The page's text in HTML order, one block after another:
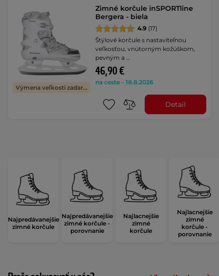
Výmena veľkosti zadarmo
Zimné korčule inSPORTline
Bergera - biela
4.9 (17)
Štýlové korčule s nastaviteľnou
veľkosťou, vnútorným kožúškom,
pevným a …
46,90 €
na ceste – 18.8.2026
Detail
Najpredávanejšie
zimné korčule
Najpredávanejšie
zimné korčule -
porovnanie
Najlacnejšie
zimné
korčule
Najlacnejšie
zimné
korčule -
porovnanie